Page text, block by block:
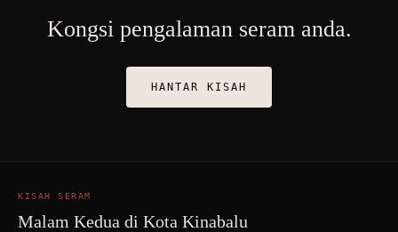
Kongsi pengalaman seram anda.
HANTAR KISAH
KISAH SERAM
Malam Kedua di Kota Kinabalu